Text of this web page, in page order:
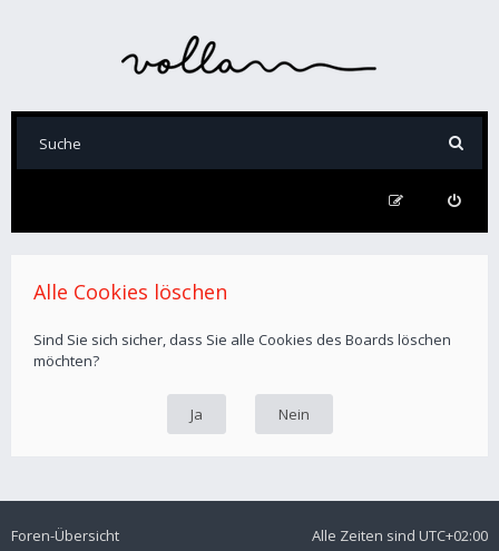
Alle Cookies löschen
Sind Sie sich sicher, dass Sie alle Cookies des Boards löschen
möchten?
Foren-Übersicht Alle Zeiten sind UTC+02:00